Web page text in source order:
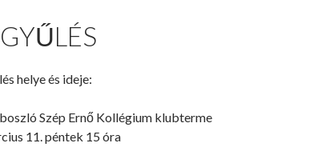
helye és ideje:
Szép Ernő Kollégium klubterme
11. péntek 15 óra